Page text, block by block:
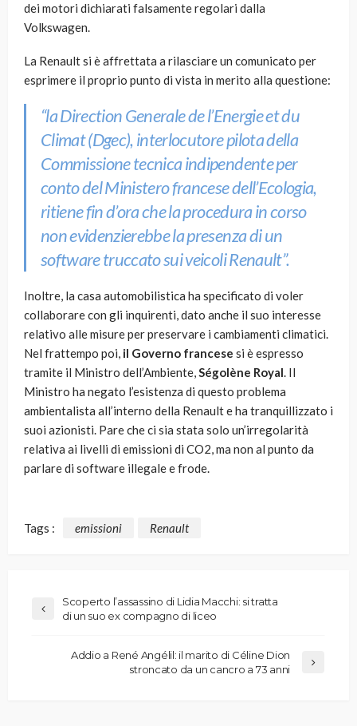
dei motori dichiarati falsamente regolari dalla
Volkswagen.
La Renault si è affrettata a rilasciare un comunicato per
esprimere il proprio punto di vista in merito alla questione:
“la Direction Generale de l’Energie et du
Climat (Dgec), interlocutore pilota della
Commissione tecnica indipendente per
conto del Ministero francese dell’Ecologia,
ritiene fin d’ora che la procedura in corso
non evidenzierebbe la presenza di un
software truccato sui veicoli Renault”.
Inoltre, la casa automobilistica ha specificato di voler
collaborare con gli inquirenti, dato anche il suo interesse
relativo alle misure per preservare i cambiamenti climatici.
Nel frattempo poi, il Governo francese si è espresso
tramite il Ministro dell’Ambiente,Ségolène Royal. Il
Ministro ha negato l’esistenza di questo problema
ambientalista all’interno della Renault e ha tranquillizzato i
suoi azionisti. Pare che ci sia stata solo un’irregolarità
relativa ai livelli di emissioni di CO2, ma non al punto da
parlare di software illegale e frode.
Tags : emissioni Renault
Scoperto l’assassino di Lidia Macchi: si tratta
di un suo ex compagno di liceo
Addio a René Angélil: il marito di Céline Dion
stroncato da un cancro a 73 anni